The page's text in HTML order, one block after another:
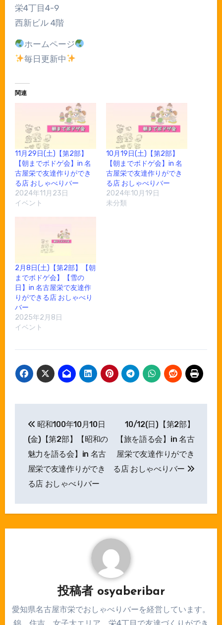
栄4丁目4-9
西新ビル 4階
ホームページ
毎日更新中
関連
11月29日(土)【第2部】
【朝までボドゲ会】in 名
古屋栄で友達作りができ
る店 おしゃべりバー
2024年11月23日
イベント
10月19日(土)【第2部】
【朝までボドゲ会】in 名
古屋栄で友達作りができ
る店 おしゃべりバー
2024年10月19日
未分類
2月8日(土)【第2部】【朝
までボドゲ会】【雪の
日】in 名古屋栄で友達作
りができる店 おしゃべり
バー
2025年2月8日
イベント
稿
ナ
ビ
ー
昭和100年10月10日
(金)【第2部】【昭和の
魅力を語る会】in 名古
屋栄で友達作りができ
る店 おしゃべりバー
10/12(日)【第2部】
【旅を語る会】in 名古
屋栄で友達作りができ
る店 おしゃべりバー
投稿者 osyaberibar
愛知県名古屋市栄でおしゃべりバーを経営しています。